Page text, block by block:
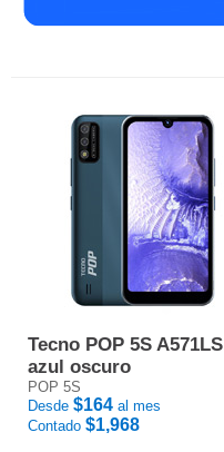
Tecno POP 5S A571LS
azul oscuro
POP 5S
Desde $164 al mes
Contado $1,968